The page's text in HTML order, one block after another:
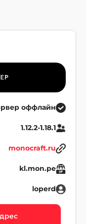
оффлайн
1.12.2-1.18.1
monocraft.ru
kl.mon.pe
loperd